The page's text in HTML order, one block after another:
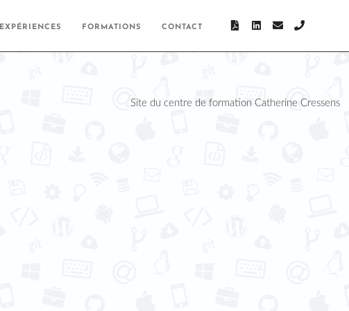
EXPÉRIENCES FORMATIONS CONTACT